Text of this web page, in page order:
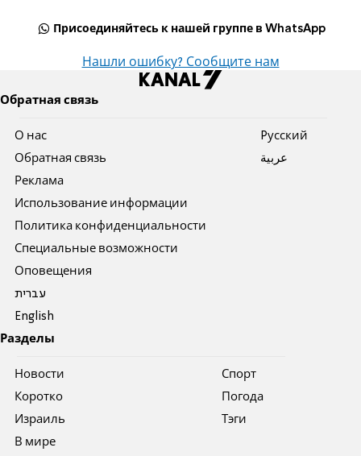
Присоединяйтесь к нашей группе в WhatsApp
Нашли ошибку? Сообщите нам
Обратная связь
О нас
Обратная связь
Реклама
Использование информации
Политика конфиденциальности
Специальные возможности
Оповещения
עברית
English
Pусский
عربية
Разделы
Новости
Коротко
Израиль
В мире
Спорт
Погода
Тэги